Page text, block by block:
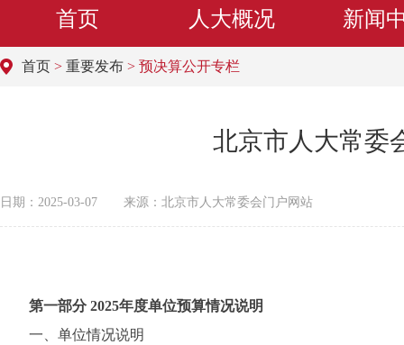
首页 人大概况 新闻
首页 > 重要发布 > 预决算公开专栏
北京市人大常委
日期：2025-03-07 来源：北京市人大常委会门户网站
第一部分 2025年度单位预算情况说明
一、单位情况说明